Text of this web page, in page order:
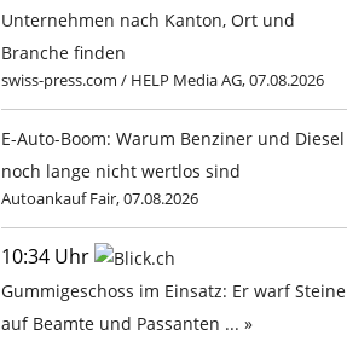
Unternehmen nach Kanton, Ort und
Branche finden
swiss-press.com / HELP Media AG, 07.08.2026
E-Auto-Boom: Warum Benziner und Diesel
noch lange nicht wertlos sind
Autoankauf Fair, 07.08.2026
10:34 Uhr
Gummigeschoss im Einsatz: Er warf Steine
auf Beamte und Passanten ... »